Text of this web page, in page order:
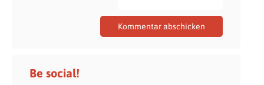
Be social!